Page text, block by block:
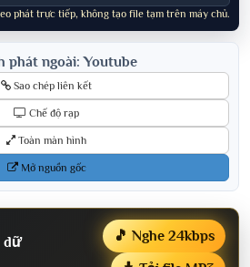
phát trực tiếp, không tạo file tạm trên máy chủ.
phát ngoài: Youtube
Sao chép liên kết
Chế độ rạp
Toàn màn hình
Mở nguồn gốc
dữ
🎵 Nghe 24kbps